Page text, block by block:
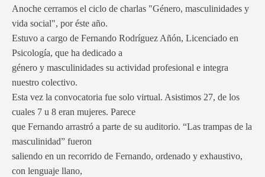
Anoche cerramos el ciclo de charlas "Género, masculinidades y
vida social", por éste año.
Estuvo a cargo de Fernando Rodríguez Añón, Licenciado en
Psicología, que ha dedicado a
género y masculinidades su actividad profesional e integra
nuestro colectivo.
Esta vez la convocatoria fue solo virtual. Asistimos 27, de los
cuales 7 u 8 eran mujeres. Parece
que Fernando arrastró a parte de su auditorio. “Las trampas de la
masculinidad” fueron
saliendo en un recorrido de Fernando, ordenado y exhaustivo,
con lenguaje llano,